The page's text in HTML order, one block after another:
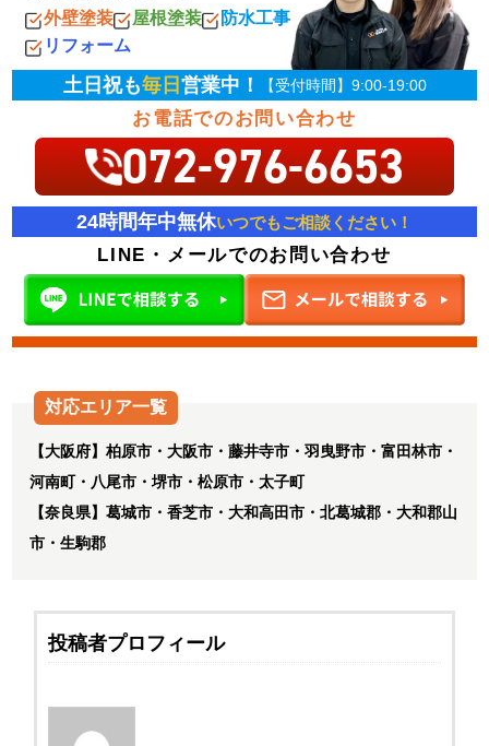
外壁塗装 屋根塗装
防水工事
リフォーム
土日祝も毎日 営業中！ 【受付時間】9:00-19:00
お電話でのお問い合わせ
072-976-6653
24時間年中無休いつでもご相談ください！
LINE・メールでのお問い合わせ
対応エリア一覧
【大阪府】柏原市・大阪市・藤井寺市・羽曳野市・富田林市・
河南町・八尾市・堺市・松原市・太子町
【奈良県】葛城市・香芝市・大和高田市・北葛城郡・大和郡山
市・生駒郡
投稿者プロフィール